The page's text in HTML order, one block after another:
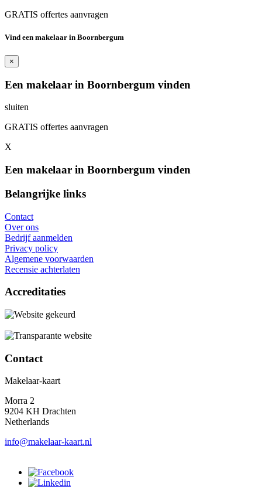
GRATIS offertes aanvragen
Vind een makelaar in Boornbergum
×
Een makelaar in Boornbergum vinden
sluiten
GRATIS offertes aanvragen
X
Een makelaar in Boornbergum vinden
Belangrijke links
Contact
Over ons
Bedrijf aanmelden
Privacy policy
Algemene voorwaarden
Recensie achterlaten
Accreditaties
Contact
Makelaar-kaart
Morra 2
9204 KH Drachten
Netherlands
info@makelaar-kaart.nl